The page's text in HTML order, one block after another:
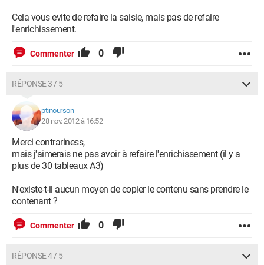
Cela vous evite de refaire la saisie, mais pas de refaire
l'enrichissement.
Commenter 0
RÉPONSE 3 / 5
ptinourson
28 nov. 2012 à 16:52
Merci contrariness,
mais j'aimerais ne pas avoir à refaire l'enrichissement (il y a
plus de 30 tableaux A3)
N'existe-t-il aucun moyen de copier le contenu sans prendre le
contenant ?
Commenter 0
RÉPONSE 4 / 5